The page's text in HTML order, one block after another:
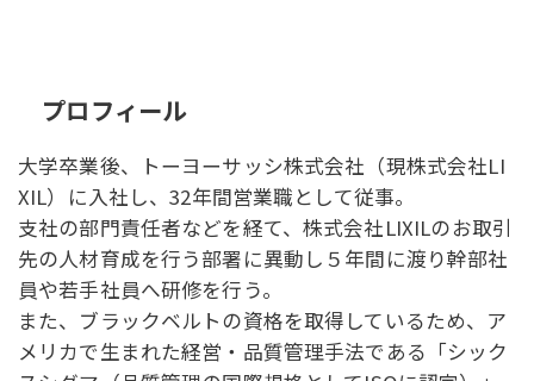
プロフィール
大学卒業後、トーヨーサッシ株式会社（現株式会社LI
XIL）に入社し、32年間営業職として従事。
支社の部門責任者などを経て、株式会社LIXILのお取引
先の人材育成を行う部署に異動し５年間に渡り幹部社
員や若手社員へ研修を行う。
また、ブラックベルトの資格を取得しているため、ア
メリカで生まれた経営・品質管理手法である「シック